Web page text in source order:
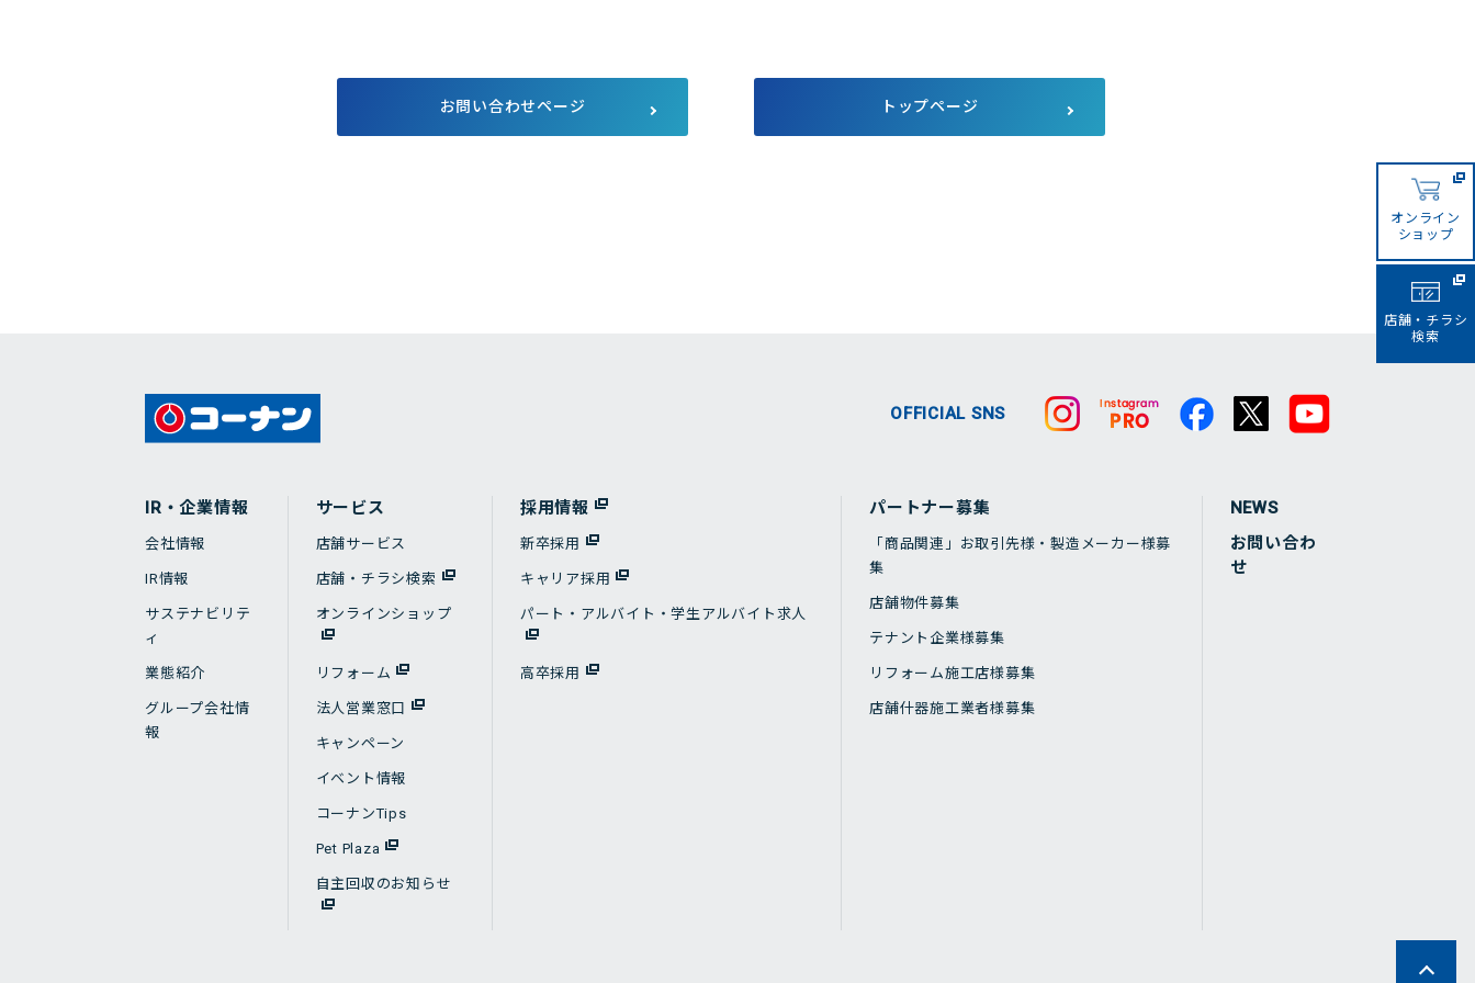
電子公告
個人投資家向け説明会
メディア等における当社のサス
コーナンTips Pet Plaza
お問い合わせページ トップページ
オンライン
ショップ
店舗・チラシ
検索
OFFICIAL SNS
IR・企業情報
会社情報
IR情報
サステナビリテ
ィ
業態紹介
グループ会社情
報
サービス
店舗サービス
店舗・チラシ検索
オンラインショップ
リフォーム
法人営業窓口
キャンペーン
イベント情報
コーナンTips
Pet Plaza
自主回収のお知らせ
採用情報
新卒採用
キャリア採用
パート・アルバイト・学生アルバイト求人
高卒採用
パートナー募集
「商品関連」お取引先様・製造メーカー様募
集
店舗物件募集
テナント企業様募集
リフォーム施工店様募集
店舗什器施工業者様募集
NEWS
お問い合わ
せ